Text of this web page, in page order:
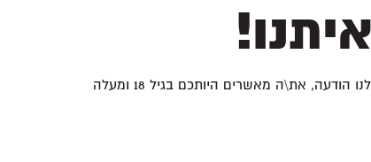
את\ה מאשרים היותכם בגיל 18 ומעלה